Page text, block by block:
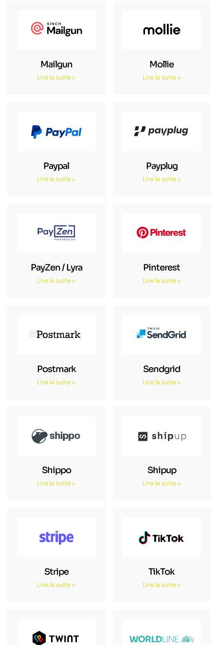
Mailgun
Lire la suite »
Mollie
Lire la suite »
Paypal
Lire la suite »
Payplug
Lire la suite »
PayZen / Lyra
Lire la suite »
Pinterest
Lire la suite »
Postmark
Lire la suite »
Sendgrid
Lire la suite »
Shippo
Lire la suite »
Shipup
Lire la suite »
Stripe
Lire la suite »
TikTok
Lire la suite »